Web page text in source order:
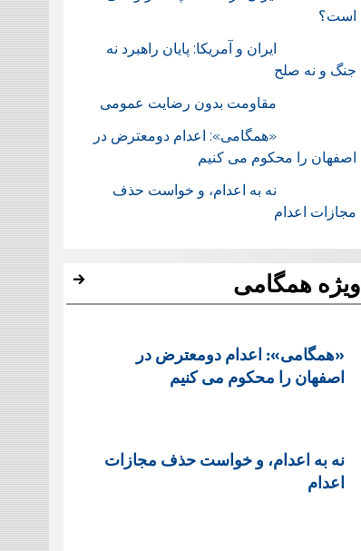
است؟
ایران و آمریکا: پایان راهبرد نه
جنگ و نه صلح
مقاومت بدون رضایت عمومی
«همگامی»: اعدام دومعترض در
اصفهان را محکوم می کنیم
نه به اعدام، و خواست حذف
مجازات اعدام
ویژه همگامی
«همگامی»: اعدام دومعترض در
اصفهان را محکوم می کنیم
نه به اعدام، و خواست حذف مجازات
اعدام